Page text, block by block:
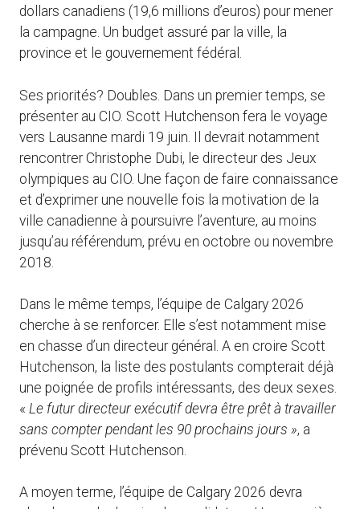
dollars canadiens (19,6 millions d’euros) pour mener
la campagne. Un budget assuré par la ville, la
province et le gouvernement fédéral.
Ses priorités? Doubles. Dans un premier temps, se
présenter au CIO. Scott Hutchenson fera le voyage
vers Lausanne mardi 19 juin. Il devrait notamment
rencontrer Christophe Dubi, le directeur des Jeux
olympiques au CIO. Une façon de faire connaissance
et d’exprimer une nouvelle fois la motivation de la
ville canadienne à poursuivre l’aventure, au moins
jusqu’au référendum, prévu en octobre ou novembre
2018.
Dans le même temps, l’équipe de Calgary 2026
cherche à se renforcer. Elle s’est notamment mise
en chasse d’un directeur général. A en croire Scott
Hutchenson, la liste des postulants compterait déjà
une poignée de profils intéressants, des deux sexes.
« Le futur directeur exécutif devra être prêt à travailler
sans compter pendant les 90 prochains jours », a
prévenu Scott Hutchenson.
A moyen terme, l’équipe de Calgary 2026 devra